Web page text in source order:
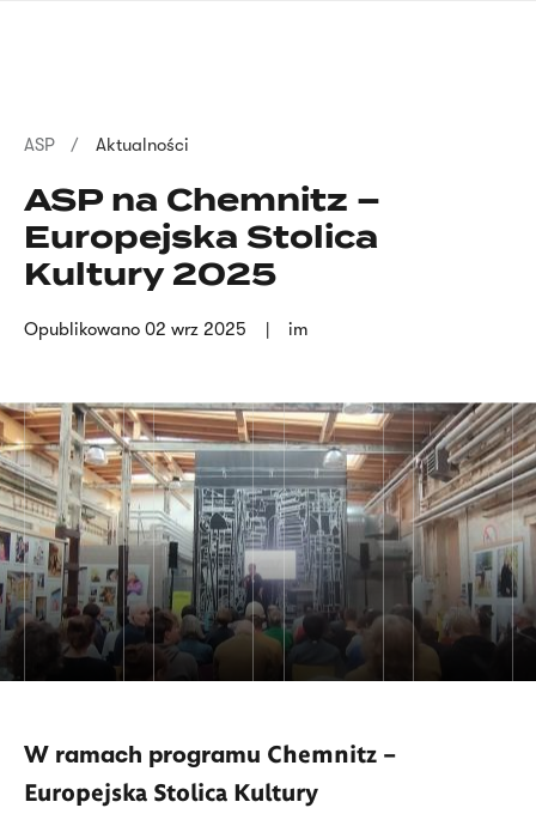
Ścieżka
nawigacyjna
ASP Aktualności
ASP na Chemnitz –
Europejska Stolica
Kultury 2025
Opublikowano 02 wrz 2025 im
W ramach programu Chemnitz –
Europejska Stolica Kultury